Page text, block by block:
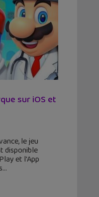
sur iOS et
le jeu
disponible
et l'App